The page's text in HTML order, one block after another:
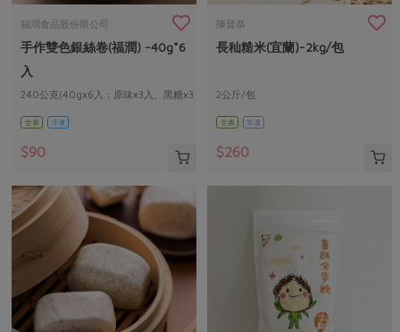
福潤食品股份限公司
手作雙色銀絲卷(福潤) -40g*6
入
240公克(40gx6入；原味x3入、黑糖x3
入)
全素 冷凍
$90
陳晉恭
長秈糙米(宜蘭)-2kg/包
2公斤/包
全素 常溫
$260